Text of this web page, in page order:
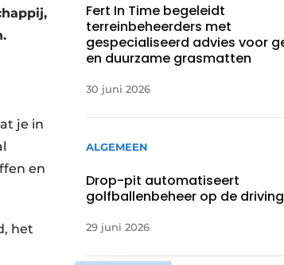
je in
en
het
Fert In Time begeleidt
terreinbeheerders met
gespecialiseerd advies voor
en duurzame grasmatten
30 juni 2026
ALGEMEEN
Drop-pit automatiseert
golfballenbeheer op de
29 juni 2026